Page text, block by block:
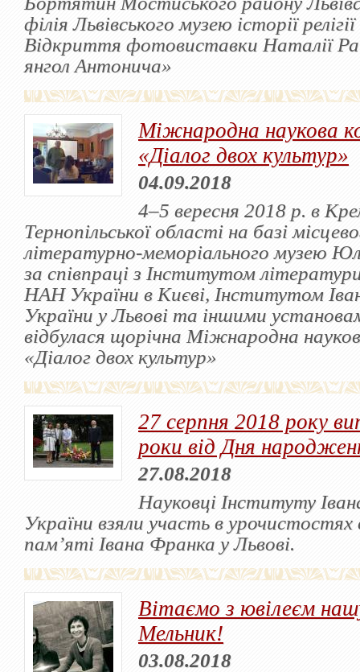
філія Львівського музею історії релігії
Відкриття фотовиставки Наталії
янгол Антонича»
Міжнародна наукова
«Діалог двох культур»
04.09.2018
4–5 вересня 2018 р. в
Тернопільської області на базі
літературно-меморіального музею
за співпраці з Інститутом
НАН України в Києві, Інститутом
України у Львові та іншими
відбулася щорічна Міжнародна
«Діалог двох культур»
27 серпня 2018 року
роки від Дня
27.08.2018
Науковці Інституту
України взяли участь в
пам’яті Івана Франка у Львові.
Вітаємо з ювілеєм
Мельник!
03.08.2018